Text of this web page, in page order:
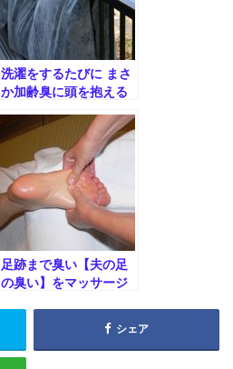
洗濯をするたびに まさ
か加齢臭に頭を抱える
足跡まで臭い【夫の足
の臭い】をマッサージ
シェア